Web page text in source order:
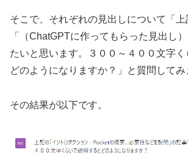
そこで、それぞれの見出しについて「上
「（ChatGPTに作ってもらった見出し
たいと思います。３００～４００文字く
どのようになりますか？」と質問してみ
その結果が以下です。